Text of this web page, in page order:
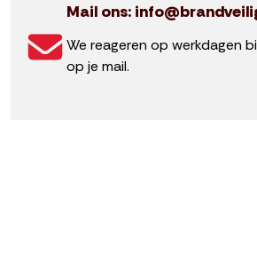
Mail ons:
We reageren op werkdagen
op je mail.